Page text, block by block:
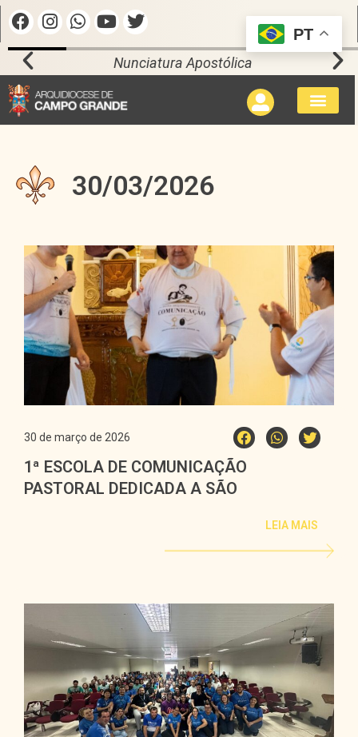
Nunciatura Apostólica
30/03/2026
30 de março de 2026
1ª ESCOLA DE COMUNICAÇÃO
PASTORAL DEDICADA A SÃO
LEIA MAIS
PT